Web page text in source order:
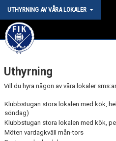
UTHYRNING AV VÅRA LOKALER
HEM
STÄD- OCH ORDNINGSREGLER
BOKNINGAR
BILDGALLERI
Uthyrning
Vill du hyra någon av våra lokaler
Klubbstugan stora lokalen med kök,
söndag)
Klubbstugan stora lokalen med kök,
Möten vardagkväll mån-tors